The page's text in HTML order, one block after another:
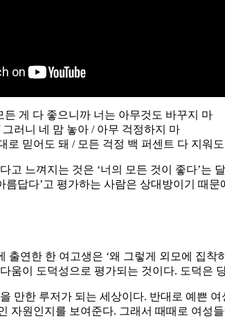
든 게 다 좋으니까 너는 아무것도 바꾸지 마
러니 네 맘 놓아 / 아무 걱정하지 마
로 믿어도 돼 / 모든 걱정 백 퍼센트 다 지워
고 느껴지는 것은 ‘너의 모든 것이 좋다’
름답다’고 평가하는 사람은 상대방이기 때
출연한 한 여고생은 ‘왜 그렇게 외모에 집
움이 도덕성으로 평가되는 것이다. 도덕은
만한 루저가 되는 세상이다. 반대로 예쁜
자원인지를 보여준다. 그래서 때때로 여성